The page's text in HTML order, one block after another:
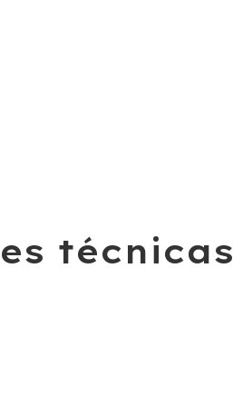
técnicas